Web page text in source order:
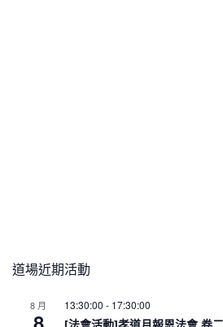
道場近期活動
8 月 13:30:00 - 17:30:00